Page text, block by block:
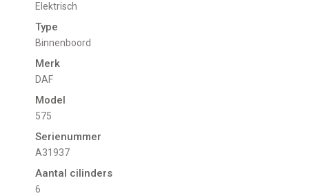
Elektrisch
Type
Binnenboord
Merk
DAF
Model
575
Serienummer
A31937
Aantal cilinders
6